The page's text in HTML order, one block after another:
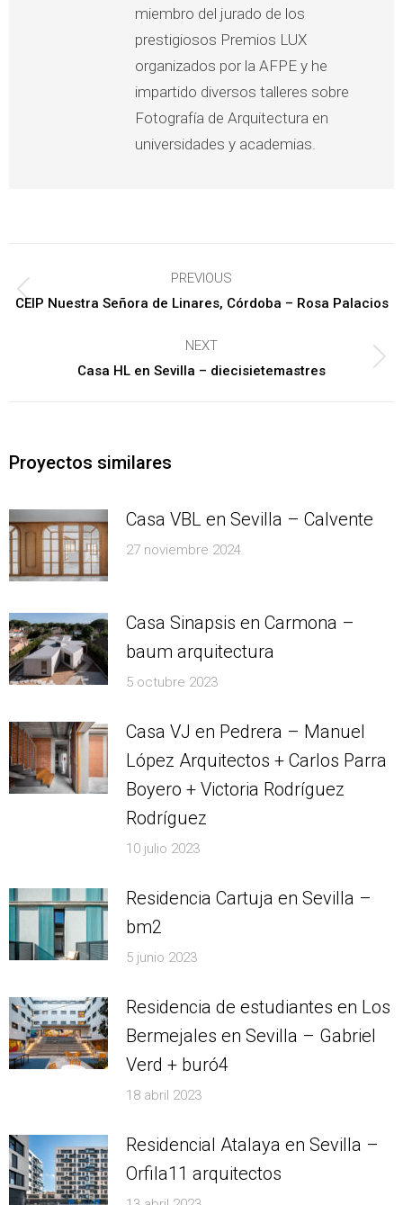
miembro del jurado de los
prestigiosos Premios LUX
organizados por la AFPE y he
impartido diversos talleres sobre
Fotografía de Arquitectura en
universidades y academias.
navigation
PREVIOUS
Previous
CEIP Nuestra Señora de Linares, Córdoba – Rosa Palacios
NEXT
Next
Casa HL en Sevilla – diecisietemastres
Proyectos similares
Casa VBL en Sevilla – Calvente
27 noviembre 2024
Casa Sinapsis en Carmona –
baum arquitectura
5 octubre 2023
Casa VJ en Pedrera – Manuel
López Arquitectos + Carlos Parra
Boyero + Victoria Rodríguez
Rodríguez
10 julio 2023
Residencia Cartuja en Sevilla –
bm2
5 junio 2023
Residencia de estudiantes en Los
Bermejales en Sevilla – Gabriel
Verd + buró4
18 abril 2023
Residencial Atalaya en Sevilla –
Orfila11 arquitectos